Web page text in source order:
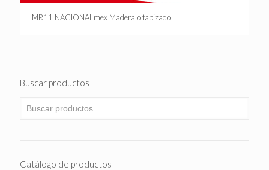
MR11 NACIONALmex Madera o tapizado
Buscar productos
Catálogo de productos